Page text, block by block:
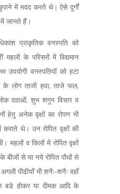
में मदद करते थे। ऐसे दुर्गों
जानते हैं।
प्राकृतिक वनस्पति को
महलों के परिसरों में विद्यमान
उपयोगी वनस्पतियों को हटा
के लोग ताजी हवा, ताजे फल,
दवाओं, शुभ शगुन विचार व
हेतु अनेक वृक्षों का रोपण भी
थे। उन रोपित वृक्षों की
महलों व किलों में रोपित वृक्षों
बीजों से या नये रोपित पौधों से
पीढीयाँ भी शनैः-शनैः वहाँ
बडे होकर या दीमक आदि के